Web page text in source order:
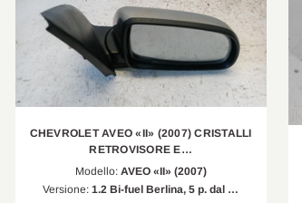
CHEVROLET AVEO «II» (2007) CRISTALLI
RETROVISORE E…
Modello: AVEO «II» (2007)
Versione: 1.2 Bi-fuel Berlina, 5 p. dal …